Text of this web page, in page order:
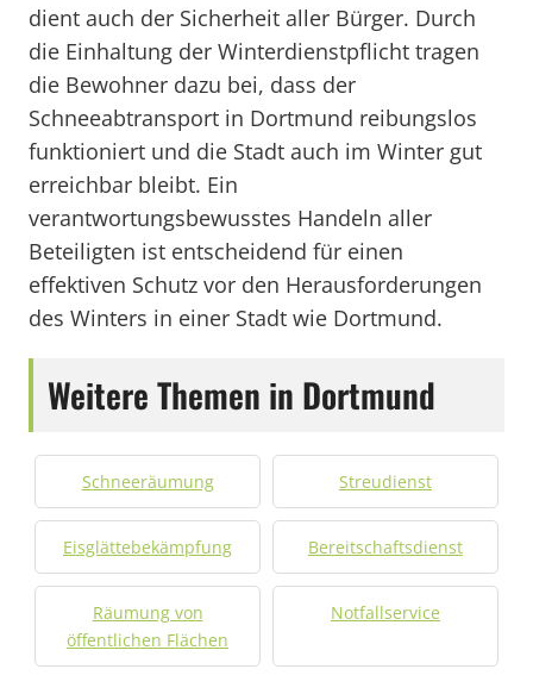
dient auch der Sicherheit aller Bürger. Durch
die Einhaltung der Winterdienstpflicht tragen
die Bewohner dazu bei, dass der
Schneeabtransport in Dortmund reibungslos
funktioniert und die Stadt auch im Winter gut
erreichbar bleibt. Ein
verantwortungsbewusstes Handeln aller
Beteiligten ist entscheidend für einen
effektiven Schutz vor den Herausforderungen
des Winters in einer Stadt wie Dortmund.
Weitere Themen in Dortmund
Schneeräumung Streudienst
Eisglättebekämpfung Bereitschaftsdienst
Räumung von
öffentlichen Flächen
Notfallservice